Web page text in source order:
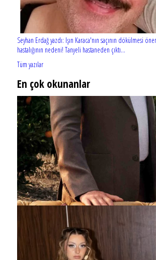
Seyhan Erdağ yazdı: Işın Karaca'nın saçının dökülmesi
hastalığının nedeni! Tanyeli hastaneden çıktı...
Tüm yazılar
En çok okunanlar